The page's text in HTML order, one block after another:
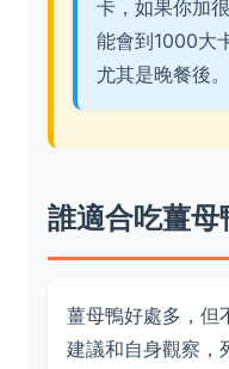
卡，如果你加
能會到1000大
尤其是晚餐後。
誰適合吃薑母
薑母鴨好處多，但
建議和自身觀察，